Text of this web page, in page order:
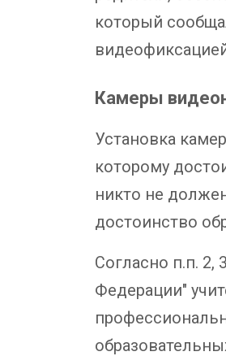
который
Камеры
Установка
которому
никто не
достоинство
Согласно п.п. 2,
Федерации"